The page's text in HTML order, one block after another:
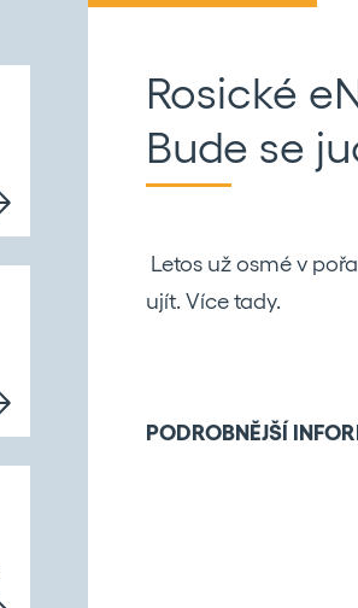
Rosa
2026)
Rozhodujte o